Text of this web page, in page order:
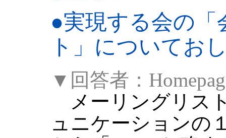
●実現する会の「
ト」についてお
▼回答者：
メーリングリス
ュニケーションの